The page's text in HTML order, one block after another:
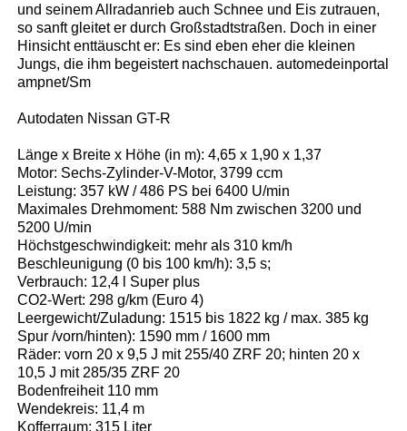
und seinem Allradanrieb auch Schnee und Eis zutrauen,
so sanft gleitet er durch Großstadtstraßen. Doch in einer
Hinsicht enttäuscht er: Es sind eben eher die kleinen
Jungs, die ihm begeistert nachschauen. automedeinportal
ampnet/Sm
Autodaten Nissan GT-R
Länge x Breite x Höhe (in m): 4,65 x 1,90 x 1,37
Motor: Sechs-Zylinder-V-Motor, 3799 ccm
Leistung: 357 kW / 486 PS bei 6400 U/min
Maximales Drehmoment: 588 Nm zwischen 3200 und
5200 U/min
Höchstgeschwindigkeit: mehr als 310 km/h
Beschleunigung (0 bis 100 km/h): 3,5 s;
Verbrauch: 12,4 l Super plus
CO2-Wert: 298 g/km (Euro 4)
Leergewicht/Zuladung: 1515 bis 1822 kg / max. 385 kg
Spur /vorn/hinten): 1590 mm / 1600 mm
Räder: vorn 20 x 9,5 J mit 255/40 ZRF 20; hinten 20 x
10,5 J mit 285/35 ZRF 20
Bodenfreiheit 110 mm
Wendekreis: 11,4 m
Kofferraum: 315 Liter